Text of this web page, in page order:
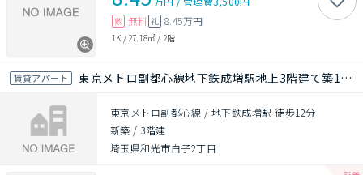
敷 無料 礼 8.45万円
1K / 27.18㎡ / 2階
賃貸アパート 東京メトロ副都心線地下鉄成増駅地上3階建て築1年未満
東京メトロ副都心線 / 地下鉄成増駅 徒歩12分
新築 / 3階建
埼玉県和光市白子2丁目